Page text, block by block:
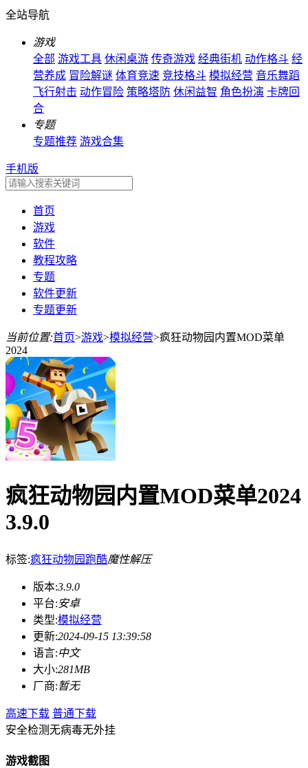
全站导航
游戏
全部 游戏工具 休闲桌游 传奇游戏 经典街机 动作格斗 经
营养成 冒险解谜 体育竞速 竞技格斗 模拟经营 音乐舞蹈
飞行射击 动作冒险 策略塔防 休闲益智 角色扮演 卡牌回
合
专题
专题推荐 游戏合集
手机版
首页
游戏
软件
教程攻略
专题
软件更新
专题更新
当前位置:首页>游戏>模拟经营>疯狂动物园内置MOD菜单
2024
疯狂动物园内置MOD菜单2024
3.9.0
标签:疯狂动物园 跑酷魔性解压
版本:3.9.0
平台:安卓
类型:模拟经营
更新:2024-09-15 13:39:58
语言:中文
大小:281MB
厂商:暂无
高速下载 普通下载
安全检测无病毒无外挂
游戏截图